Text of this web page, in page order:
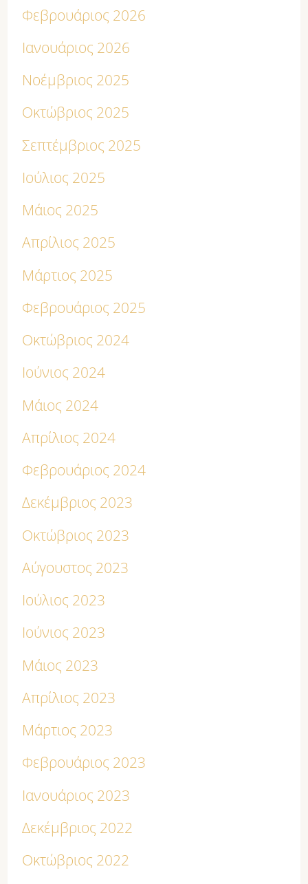
Φεβρουάριος 2026
Ιανουάριος 2026
Νοέμβριος 2025
Οκτώβριος 2025
Σεπτέμβριος 2025
Ιούλιος 2025
Μάιος 2025
Απρίλιος 2025
Μάρτιος 2025
Φεβρουάριος 2025
Οκτώβριος 2024
Ιούνιος 2024
Μάιος 2024
Απρίλιος 2024
Φεβρουάριος 2024
Δεκέμβριος 2023
Οκτώβριος 2023
Αύγουστος 2023
Ιούλιος 2023
Ιούνιος 2023
Μάιος 2023
Απρίλιος 2023
Μάρτιος 2023
Φεβρουάριος 2023
Ιανουάριος 2023
Δεκέμβριος 2022
Οκτώβριος 2022